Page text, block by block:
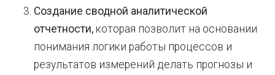
Создание сводной аналитической
отчетности, которая позволит на основании
понимания логики работы процессов и
результатов измерений делать прогнозы и